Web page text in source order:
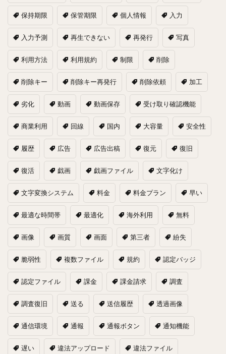
保持期限 保管期限 個人情報 入力
入力予測 再生できない 再発行 写真
利用方法 利用規約 制限 削除
削除キー 削除キー再発行 削除依頼 加工
劣化 動画 動画保存 受け取り確認機能
商業利用 回線 国内 大容量 安全性
履歴 広告 広告出稿 復元 復旧
復活 戯画 戯画ファイル 文字化け
文字変換システム 料金 料金プラン 早い
最適な時間帯 最適化 海外利用 無料
画像 画質 画面 第三者 紛失
脆弱性 複数ファイル 規約 認定バッジ
認定ファイル 課金 課金請求 調査
調査復旧 送る 送信履歴 透過画像
通信環境 通報 通報ボタン 通知機能
遅い 違法アップロード 違法ファイル